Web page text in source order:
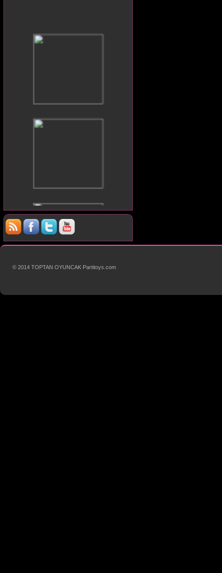
© 2014 TOPTAN OYUNCAK Partitoys.com